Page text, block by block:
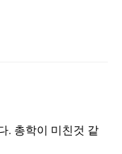
. 총학이 미친것 같